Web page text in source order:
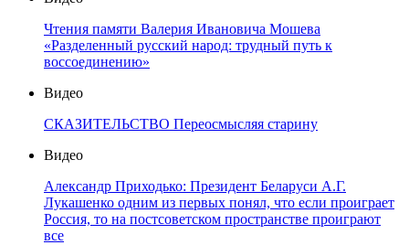
Чтения памяти Валерия Ивановича Мошева
«Разделенный русский народ: трудный путь к
воссоединению»
Видео
СКАЗИТЕЛЬСТВО Переосмысляя старину
Видео
Александр Приходько: Президент Беларуси А.Г.
Лукашенко одним из первых понял, что если проиграет
Россия, то на постсоветском пространстве проиграют
все